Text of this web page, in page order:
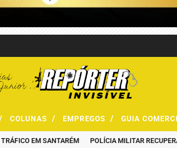
COLUNAS / EMPREGOS / GUIA
EM SANTARÉM POLÍCIA MILITAR RECUPERA